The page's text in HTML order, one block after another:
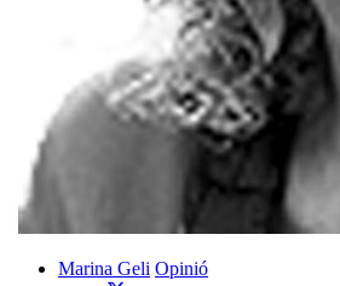
Marina Geli Opinió